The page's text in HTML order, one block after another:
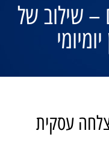
– שילוב של
עסקית